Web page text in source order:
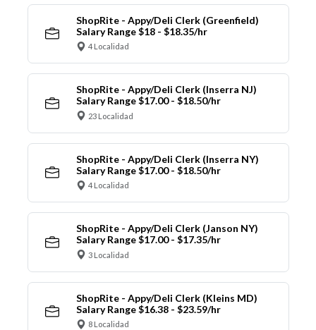
ShopRite - Appy/Deli Clerk (Greenfield)
Salary Range $18 - $18.35/hr
4 Localidad
ShopRite - Appy/Deli Clerk (Inserra NJ)
Salary Range $17.00 - $18.50/hr
23 Localidad
ShopRite - Appy/Deli Clerk (Inserra NY)
Salary Range $17.00 - $18.50/hr
4 Localidad
ShopRite - Appy/Deli Clerk (Janson NY)
Salary Range $17.00 - $17.35/hr
3 Localidad
ShopRite - Appy/Deli Clerk (Kleins MD)
Salary Range $16.38 - $23.59/hr
8 Localidad